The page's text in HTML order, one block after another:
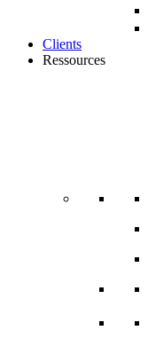
Clients
Ressources